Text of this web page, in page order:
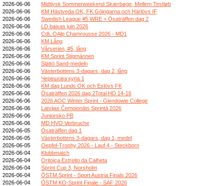
2026-06-06
Midtjysk Sommerweekend Skærbøge, Mellem Testløb
2026-06-06
KM Hästveda OK, FK Göingarna och Härlövs IF
2026-06-06
Swedish League #5 WRE + Ösaträffen dag 2
2026-06-06
LD baixas juin 2026
2026-06-06
CdL OAlp Chamrousse 2026 - MD1
2026-06-06
KM Lång
2026-06-06
Vårserien, #5, lång
2026-06-06
KM Sprint Stigmännen
2026-06-06
Slättö Sand-medeln
2026-06-06
Västerbottens 3-dagars, dag 2, lång
2026-06-06
Черешова купа 1
2026-06-06
KM dag Lunds OK och Eslövs FK
2026-06-06
Ösaträffen 2026 dag 2Total HD 14-16
2026-06-06
2026 AOC Winter Sprint - Glendowie College
2026-06-06
Latvijas Čempionāts Sprintā 2026
2026-06-06
Juniorsko PB
2026-06-06
MD HVO Verbruche
2026-06-05
Ösaträffen dag 1
2026-06-05
Västerbottens 3-dagars, dag 1, medel
2026-06-05
Oepfel-Trophy 2026 - Lauf 4 - Steckborn
2026-06-04
Klubbmatch
2026-06-04
Oritoiça Estreito da Calheta
2026-06-04
Sprint Cup 3, Norsholm
2026-06-04
ÖSTM Sprint - Sport Austria Finals 2026
2026-06-04
ÖSTM KO-Sprint Finale - SAF 2026